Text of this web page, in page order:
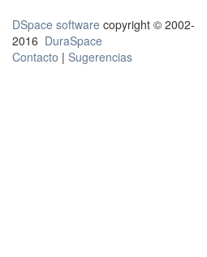
DSpace software copyright © 2002-
2016 DuraSpace
Contacto | Sugerencias